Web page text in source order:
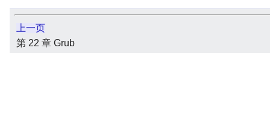
上一页
第 22 章 Grub